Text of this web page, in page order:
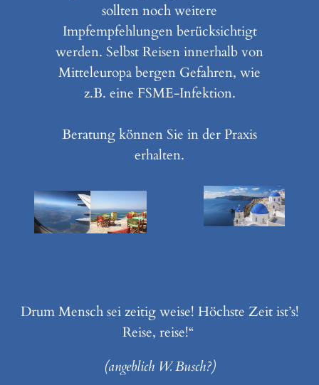
sollten noch weitere
Impfempfehlungen berücksichtigt
werden. Selbst Reisen innerhalb von
Mitteleuropa bergen Gefahren, wie
z.B. eine FSME-Infektion.
Beratung können Sie in der Praxis
erhalten.
Drum Mensch sei zeitig weise! Höchste Zeit ist’s!
Reise, reise!“
(angeblich W. Busch?)